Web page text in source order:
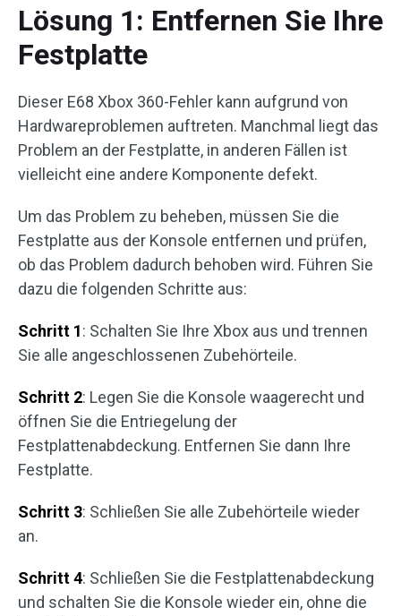
Lösung 1: Entfernen Sie Ihre
Festplatte
Dieser E68 Xbox 360-Fehler kann aufgrund von
Hardwareproblemen auftreten. Manchmal liegt das
Problem an der Festplatte, in anderen Fällen ist
vielleicht eine andere Komponente defekt.
Um das Problem zu beheben, müssen Sie die
Festplatte aus der Konsole entfernen und prüfen,
ob das Problem dadurch behoben wird. Führen Sie
dazu die folgenden Schritte aus:
Schritt 1: Schalten Sie Ihre Xbox aus und trennen
Sie alle angeschlossenen Zubehörteile.
Schritt 2: Legen Sie die Konsole waagerecht und
öffnen Sie die Entriegelung der
Festplattenabdeckung. Entfernen Sie dann Ihre
Festplatte.
Schritt 3: Schließen Sie alle Zubehörteile wieder
an.
Schritt 4: Schließen Sie die Festplattenabdeckung
und schalten Sie die Konsole wieder ein, ohne die